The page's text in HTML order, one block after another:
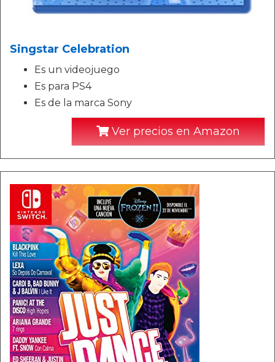
Singstar Celebration
Es un videojuego
Es para PS4
Es de la marca Sony
Ver precios en Amazon